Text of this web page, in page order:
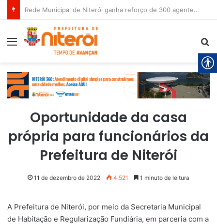
Rede Municipal de Niterói ganha reforço de 300 agentes de apoio escolar
Menu
Oportunidade da casa
própria para funcionários da
Prefeitura de Niterói
11 de dezembro de 2022 4.521 1 minuto de leitura
A Prefeitura de Niterói, por meio da Secretaria Municipal
de Habitação e Regularização Fundiária, em parceria com a